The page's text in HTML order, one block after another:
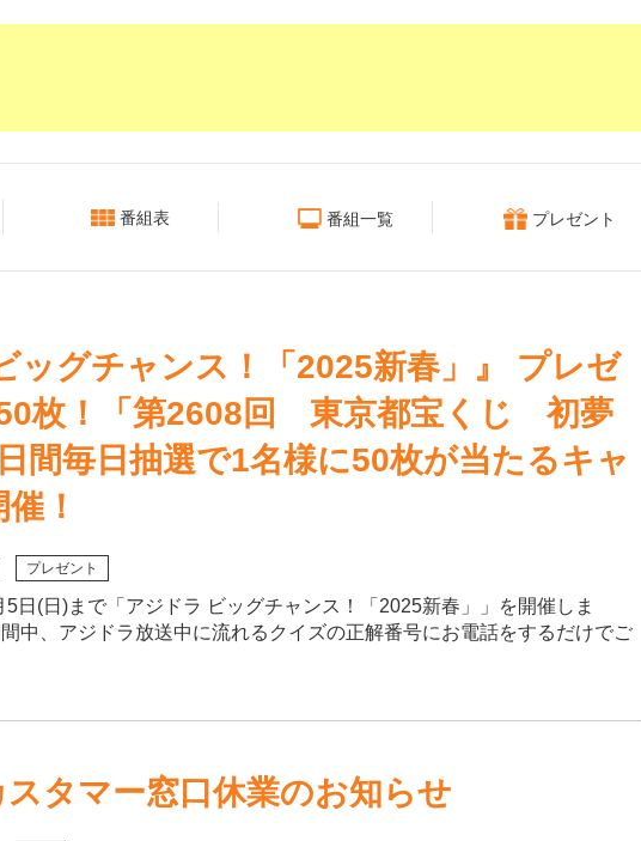
番組表 番組一覧 プレゼント
ッグチャンス！「2025新春」』 プレゼ
枚！「第2608回 東京都宝くじ 初夢
間毎日抽選で1名様に50枚が当たるキャ
！
プレゼント
日(日)まで「アジドラ ビッグチャンス！「2025新春」」を開催しま
中、アジドラ放送中に流れるクイズの正解番号にお電話をするだけでご
タマー窓口休業のお知らせ